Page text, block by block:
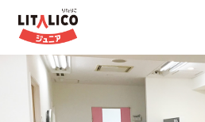
コースのご案内
各教室のコース
スタンダードコース 無料